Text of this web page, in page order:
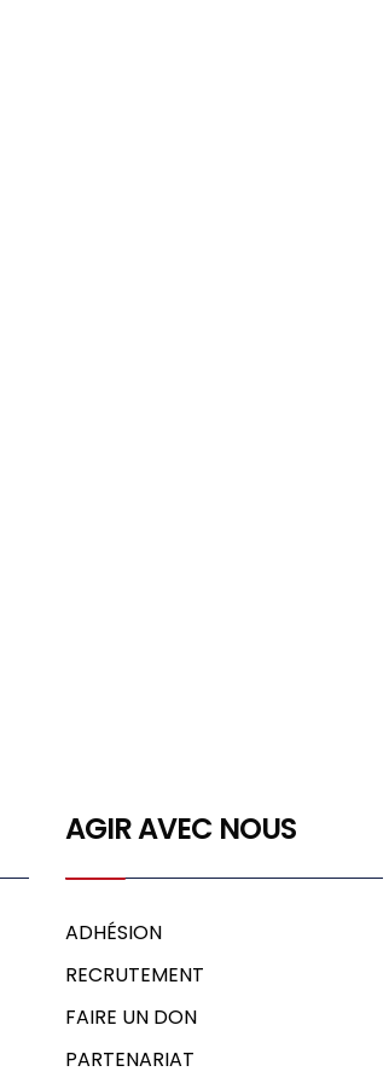
AGIR AVEC NOUS
ADHÉSION
RECRUTEMENT
FAIRE UN DON
PARTENARIAT